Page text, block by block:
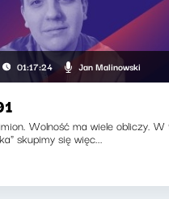
01:17:24 Jan Malinowski
Wolność ma wiele obliczy. W
skupimy się więc...